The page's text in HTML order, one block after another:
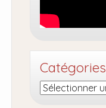
Catégories
Catégories